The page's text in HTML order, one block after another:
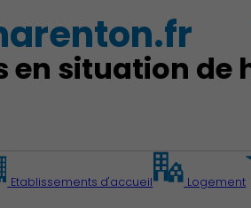
Etablissements d'accueil Logement